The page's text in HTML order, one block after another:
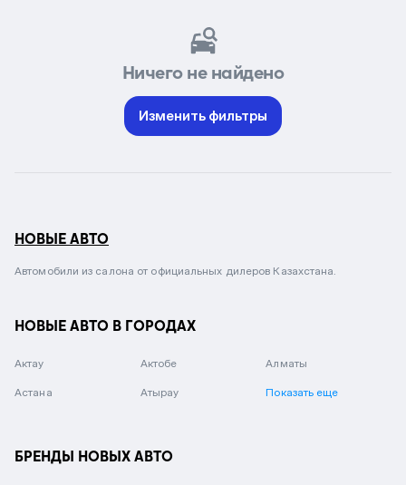
Ничего не найдено
Изменить фильтры
НОВЫЕ АВТО
Автомобили из салона от официальных дилеров Казахстана.
НОВЫЕ АВТО В ГОРОДАХ
Актау Актобе Алматы
Астана Атырау Показать еще
БРЕНДЫ НОВЫХ АВТО